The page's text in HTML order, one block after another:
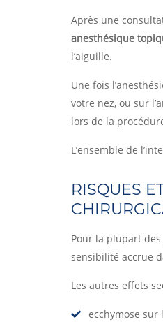
Après une
anesthésique
l’aiguille.
Une fois
votre nez, ou sur
lors de la
L’ensemble de
RISQUES
Pour la plupart
sensibilité accrue
Les autres effets
ecchymose sur